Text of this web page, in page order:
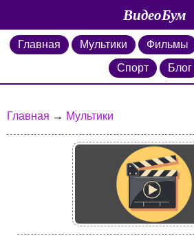
ВидеоБум
Главная Мультики Фильмы
Спорт
Блог
Главная → Мультики